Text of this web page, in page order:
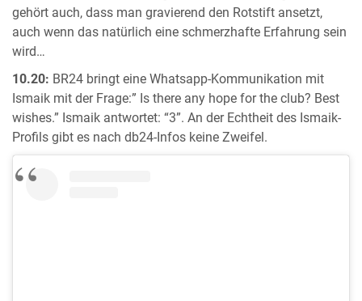
gehört auch, dass man gravierend den Rotstift ansetzt,
auch wenn das natürlich eine schmerzhafte Erfahrung sein
wird…
10.20: BR24 bringt eine Whatsapp-Kommunikation mit
Ismaik mit der Frage:” Is there any hope for the club? Best
wishes.” Ismaik antwortet: “3”. An der Echtheit des Ismaik-
Profils gibt es nach db24-Infos keine Zweifel.